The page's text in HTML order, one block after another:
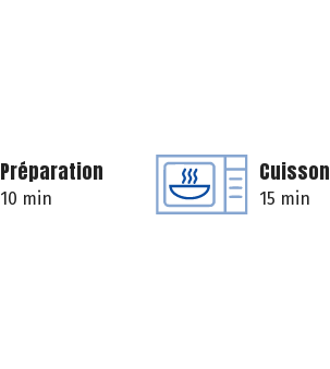
Préparation
10 min
Cuisson
15 min